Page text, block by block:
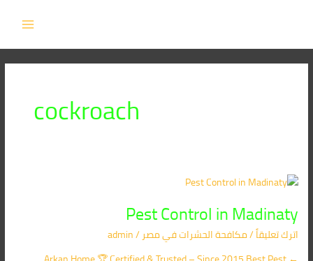
cockroach
Pest Control in Madinaty
اترك تعليقاً/مكافحة الحشرات في مصر/
admin
Pest
in
Madinaty